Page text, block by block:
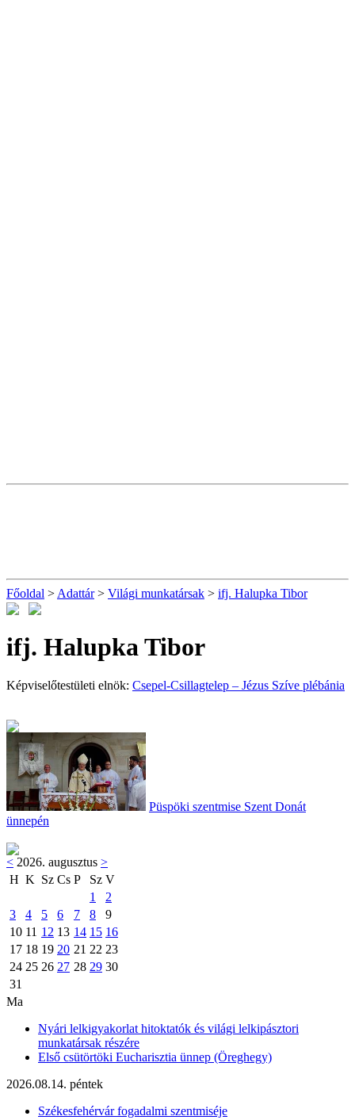
Főoldal > Adattár> Világi munkatársak > ifj. Halupka Tibor
ifj. Halupka Tibor
Képviselőtestületi elnök: Csepel-Csillagtelep – Jézus Szíve plébánia
Püspöki szentmise Szent Donát
ünnepén
< 2026. augusztus >
H K Sz Cs P Sz V
1
2
3
4 5 6 7 8
9
10 11 12 13 14 15 16
17 18 19 20 21 22 23
24 25 26 27 28 29 30
31
Ma
Nyári lelkigyakorlat hitoktatók és világi lelkipásztori
munkatársak részére
Első csütörtöki Eucharisztia ünnep (Öreghegy)
2026.08.14. péntek
Székesfehérvár fogadalmi szentmiséje